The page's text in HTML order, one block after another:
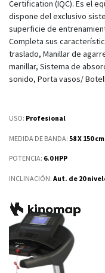
Certification (IQC). Es el
dispone del exclusivo
superficie de
Completa sus
traslado, Manillar de
manillar, Sistema de
sonido, Porta vasos/
USO: Profesional
MEDIDA DE BANDA: 58 X 150
POTENCIA: 6.0 HPP
INCLINACIÓN: Aut. de 20